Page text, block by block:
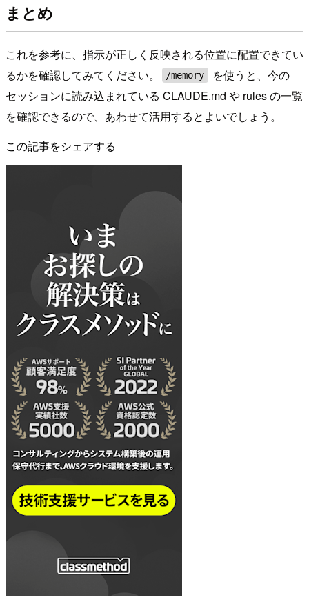
まとめ
これを参考に、指示が正しく反映される位置に配置できてい
るかを確認してみてください。
/memory
を使うと、今の
セッションに読み込まれている CLAUDE.md や rules の一覧
を確認できるので、あわせて活用するとよいでしょう。
この記事をシェアする